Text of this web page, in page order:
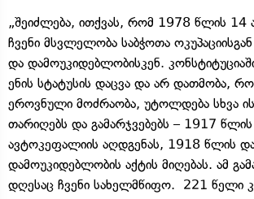
„შეიძლება, ითქვას, რომ 1978 წლის 14
ჩვენი მსვლელობა საბჭოთა
და დამოუკიდებლობისკენ.
ენის სტატუსის დაცვა და არ დათმობა,
ეროვნული მოძრაობა, უტოლდება სხვა
თარიღებს და გამარჯვებებს – 1917
ავტოკეფალიის აღდგენას, 1918 წლის
დამოუკიდებლობის აქტის მიღებას. ამ
დღესაც ჩვენი სახელმწიფო. 221 წელი